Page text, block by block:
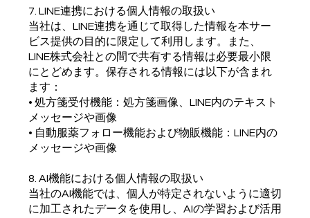
7. LINE連携における個人情報の取扱い
当社は、LINE連携を通じて取得した情報を本サー
ビス提供の目的に限定して利用します。また、
LINE株式会社との間で共有する情報は必要最小限
にとどめます。保存される情報には以下が含まれ
ます：
• 処方箋受付機能：処方箋画像、LINE内のテキスト
メッセージや画像
• 自動服薬フォロー機能および物販機能：LINE内の
メッセージや画像
8. AI機能における個人情報の取扱い
当社のAI機能では、個人が特定されないように適切
に加工されたデータを使用し、AIの学習および活用